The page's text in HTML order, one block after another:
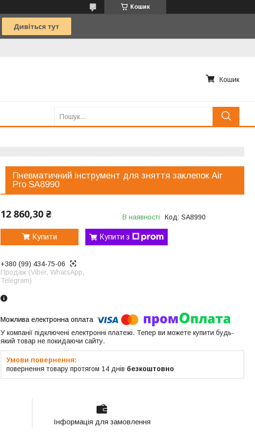
Кошик
Кошик
Пневматичний інструмент для зняття заклепок Air
Pro SA8990
12 860,30 ₴ В наявності Код: SA8990
Купити Купити з
+380 (99) 434-75-06
Продаж (Viber, WhatsApp,
Telegram)
У компанії підключені електронні платежі. Тепер ви можете купити будь-
який товар не покидаючи сайту.
повернення товару протягом 14 днів безкоштовно
Інформація для замовлення